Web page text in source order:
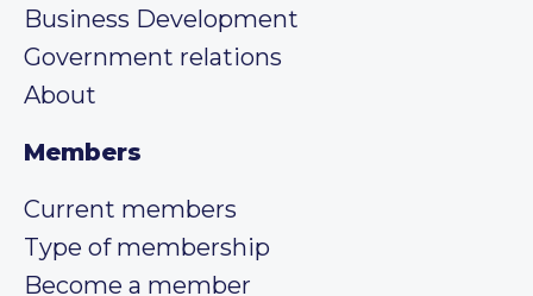
Business Development
Government relations
About
Members
Current members
Type of membership
Become a member